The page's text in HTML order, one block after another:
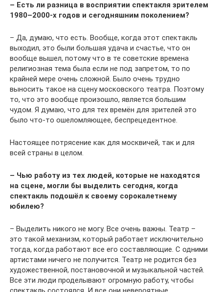
– Есть ли разница в восприятии спектакля зрителем
1980–2000-х годов и сегодняшним поколением?
– Да, думаю, что есть. Вообще, когда этот спектакль
выходил, это были большая удача и счастье, что он
вообще вышел, потому что в те советские времена
религиозная тема была если не под запретом, то по
крайней мере очень сложной. Было очень трудно
выносить такое на сцену московского театра. Поэтому
то, что это вообще произошло, является большим
чудом. Я думаю, что для тех времён для зрителей это
было что-то ошеломляющее, беспрецедентное.
Настоящее потрясение как для москвичей, так и для
всей страны в целом.
– Чью работу из тех людей, которые не находятся
на сцене, могли бы выделить сегодня, когда
спектакль подошёл к своему сорокалетнему
юбилею?
– Выделить никого не могу. Все очень важны. Театр –
это такой механизм, который работает исключительно
тогда, когда работают все его составляющие. С одними
артистами ничего не получится. Театр не родится без
художественной, постановочной и музыкальной частей.
Все эти люди проделывают огромную работу, чтобы